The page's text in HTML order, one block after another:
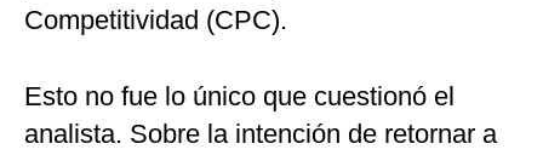
Competitividad (CPC).
Esto no fue lo único que cuestionó el
analista. Sobre la intención de retornar a